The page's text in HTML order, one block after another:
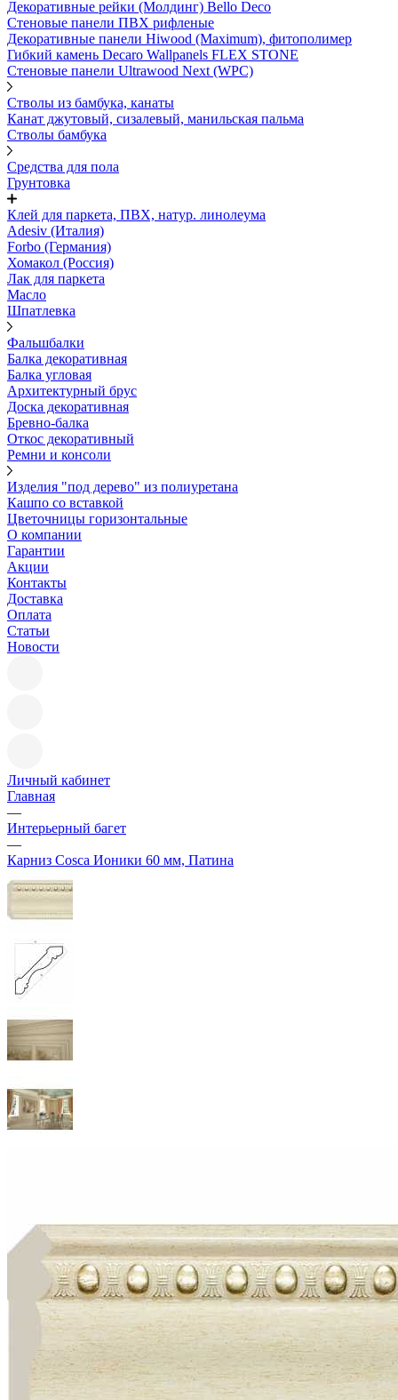
Декоративные рейки (Молдинг) Bello Deco
Стеновые панели ПВХ рифленые
Декоративные панели Hiwood (Maximum), фитополимер
Гибкий камень Decaro Wallpanels FLEX STONE
Стеновые панели Ultrawood Next (WPC)
Стволы из бамбука, канаты
Канат джутовый, сизалевый, манильская пальма
Стволы бамбука
Средства для пола
Грунтовка
Клей для паркета, ПВХ, натур. линолеума
Adesiv (Италия)
Forbo (Германия)
Хомакол (Россия)
Лак для паркета
Масло
Шпатлевка
Фальшбалки
Балка декоративная
Балка угловая
Архитектурный брус
Доска декоративная
Бревно-балка
Откос декоративный
Ремни и консоли
Изделия "под дерево" из полиуретана
Кашпо со вставкой
Цветочницы горизонтальные
О компании
Гарантии
Акции
Контакты
Доставка
Оплата
Статьи
Новости
Личный кабинет
Главная
—
Интерьерный багет
—
Карниз Cosca Ионики 60 мм, Патина